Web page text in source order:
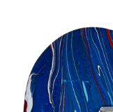
Licht
Violinen